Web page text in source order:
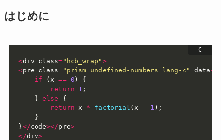
はじめに
<div class= "hcb_wrap" >
<pre class= "prism undefined-numbers lang-c" data -
if
( x == 0 )
{
return
1 ;
}
else
{
return x * factorial ( x - 1 ) ;
}
}</code></pre>
< /div>